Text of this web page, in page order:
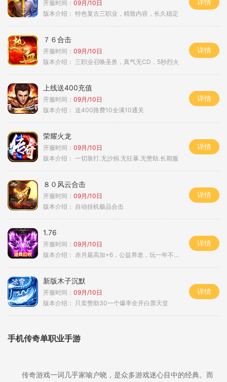
开服时间： 09月/10日
版本介绍： 特色复古三职业，精致内容，长久稳定
详情
７６合击
开服时间： 09月/10日
版本介绍： 三职业召唤圣兽，真气无CD，5秒烈火
详情
上线送400充值
开服时间： 09月/10日
版本介绍： 送400路费10全满10通关
详情
荣耀火龙
开服时间： 09月/10日
版本介绍： 一切靠打.无沙捐.无狂暴.无赞助.长期服
详情
８０风云合击
开服时间： 09月/10日
版本介绍： 自动挂机极品合击
详情
1.76
开服时间： 09月/10日
版本介绍： 赤月最高加+6，公益养老，玩一年不腻，屠龙
详情
新版木子沉默
开服时间： 09月/10日
版本介绍： 只卖赞助30一个爆率全开白票天堂
详情
手机传奇单职业手游
传奇游戏一词几乎家喻户晓，是众多游戏迷心目中的经典。而